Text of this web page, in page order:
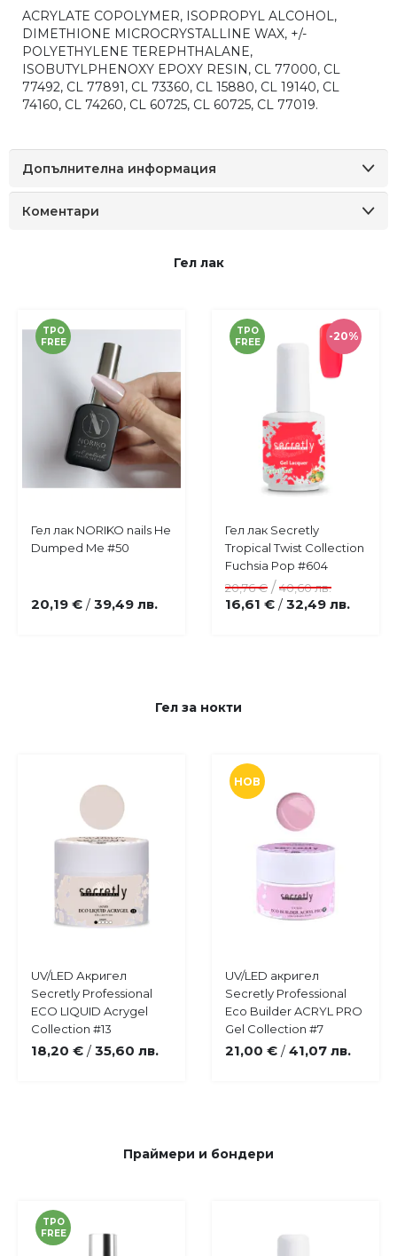
ACRYLATE COPOLYMER, ISOPROPYL ALCOHOL,
DIMETHIONE MICROCRYSTALLINE WAX, +/-
POLYETHYLENE TEREPHTHALANE,
ISOBUTYLPHENOXY EPOXY RESIN, CL 77000, CL
77492, CL 77891, CL 73360, CL 15880, CL 19140, CL
74160, CL 74260, CL 60725, CL 60725, CL 77019.
Допълнителна информация
Коментари
Гел лак
TPO
FREE
Добави
в
Купи
Гел лак NORIKO nails He
Dumped Me #50
20,19 € / 39,49 лв.
-20%
TPO
FREE
Добави
в
любими
Купи
Гел лак Secretly
Tropical Twist Collection
Fuchsia Pop #604
16,61 € / 32,49 лв.
20,76 € / 40,60 лв.
Гел за нокти
Добави
в
любими
Купи
UV/LED Акригел
Secretly Professional
ECO LIQUID Acrygel
Collection #13
18,20 € / 35,60 лв.
НОВ
Добави
в
любими
Купи
UV/LED акригел
Secretly Professional
Eco Builder ACRYL PRO
Gel Collection #7
21,00 € / 41,07 лв.
Праймери и бондери
TPO
FREE